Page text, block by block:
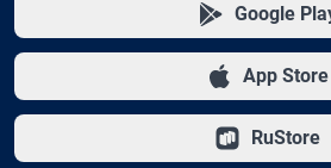
Google
App Store
RuStore